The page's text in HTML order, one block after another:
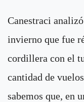
Canestraci
invierno que fue
cordillera con el
cantidad de
sabemos que, en